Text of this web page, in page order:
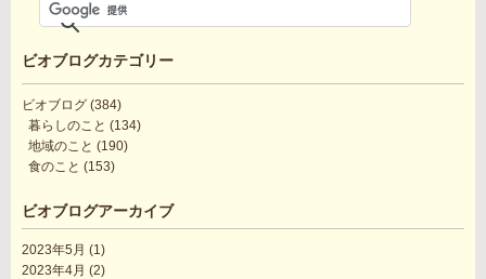
ビオブログカテゴリー
ビオブログ (384)
暮らしのこと (134)
地域のこと (190)
食のこと (153)
ビオブログアーカイブ
2023年5月 (1)
2023年4月 (2)